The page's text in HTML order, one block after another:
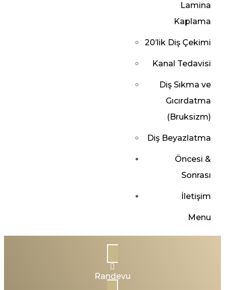
Lamina
Kaplama
20’lik Diş Çekimi
Kanal Tedavisi
Diş Sıkma ve
Gıcırdatma
(Bruksizm)
Diş Beyazlatma
Öncesi &
Sonrası
İletişim
Menu
Randevu